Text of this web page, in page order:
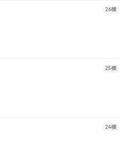
26楼
25楼
24楼